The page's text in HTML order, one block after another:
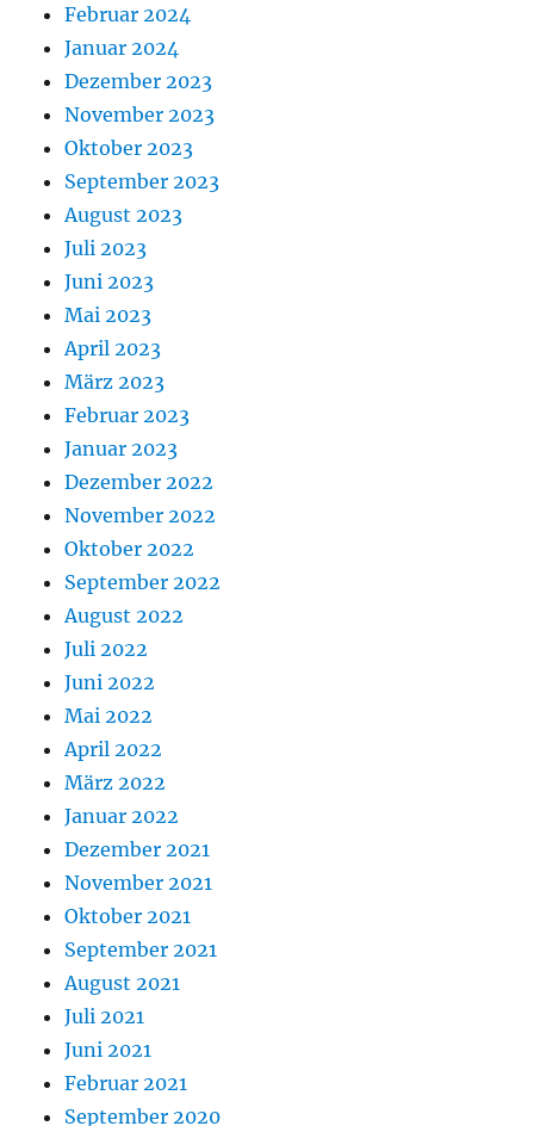
Februar 2024
Januar 2024
Dezember 2023
November 2023
Oktober 2023
September 2023
August 2023
Juli 2023
Juni 2023
Mai 2023
April 2023
März 2023
Februar 2023
Januar 2023
Dezember 2022
November 2022
Oktober 2022
September 2022
August 2022
Juli 2022
Juni 2022
Mai 2022
April 2022
März 2022
Januar 2022
Dezember 2021
November 2021
Oktober 2021
September 2021
August 2021
Juli 2021
Juni 2021
Februar 2021
September 2020